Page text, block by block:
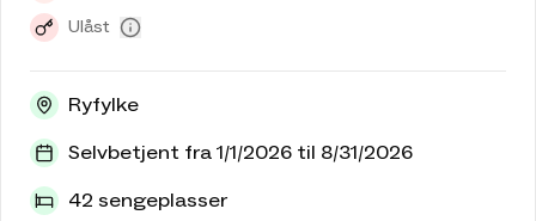
Ulåst
Ryfylke
Selvbetjent fra 1/1/2026 til 8/31/2026
42 sengeplasser